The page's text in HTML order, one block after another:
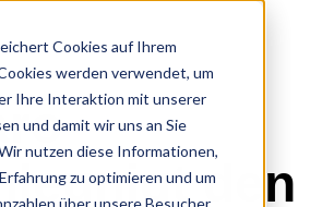
Cookies auf Ihrem
werden verwendet, um
Ihre Interaktion mit unserer
und damit wir uns an Sie
nutzen diese Informationen,
zu optimieren und um
über unsere Besucherden